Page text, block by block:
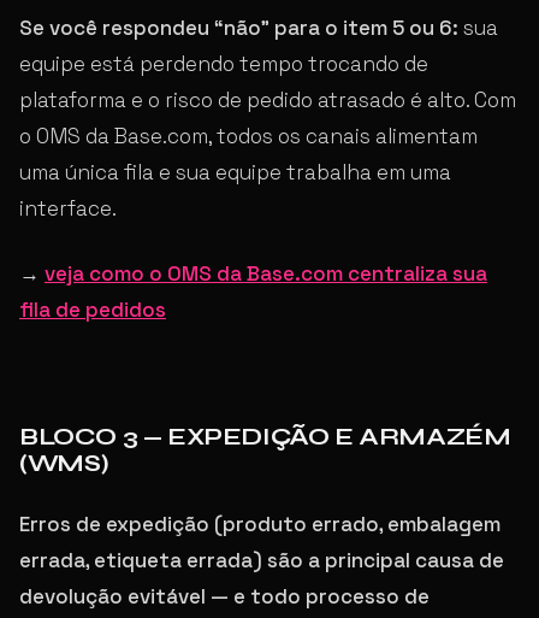
Se você respondeu “não” para o item 5 ou 6: sua
equipe está perdendo tempo trocando de
plataforma e o risco de pedido atrasado é alto. Com
o OMS da Base.com, todos os canais alimentam
uma única fila e sua equipe trabalha em uma
interface.
→ veja como o OMS da Base.com centraliza sua
fila de pedidos
BLOCO 3 — EXPEDIÇÃO E ARMAZÉM
(WMS)
Erros de expedição (produto errado, embalagem
errada, etiqueta errada) são a principal causa de
devolução evitável — e todo processo de